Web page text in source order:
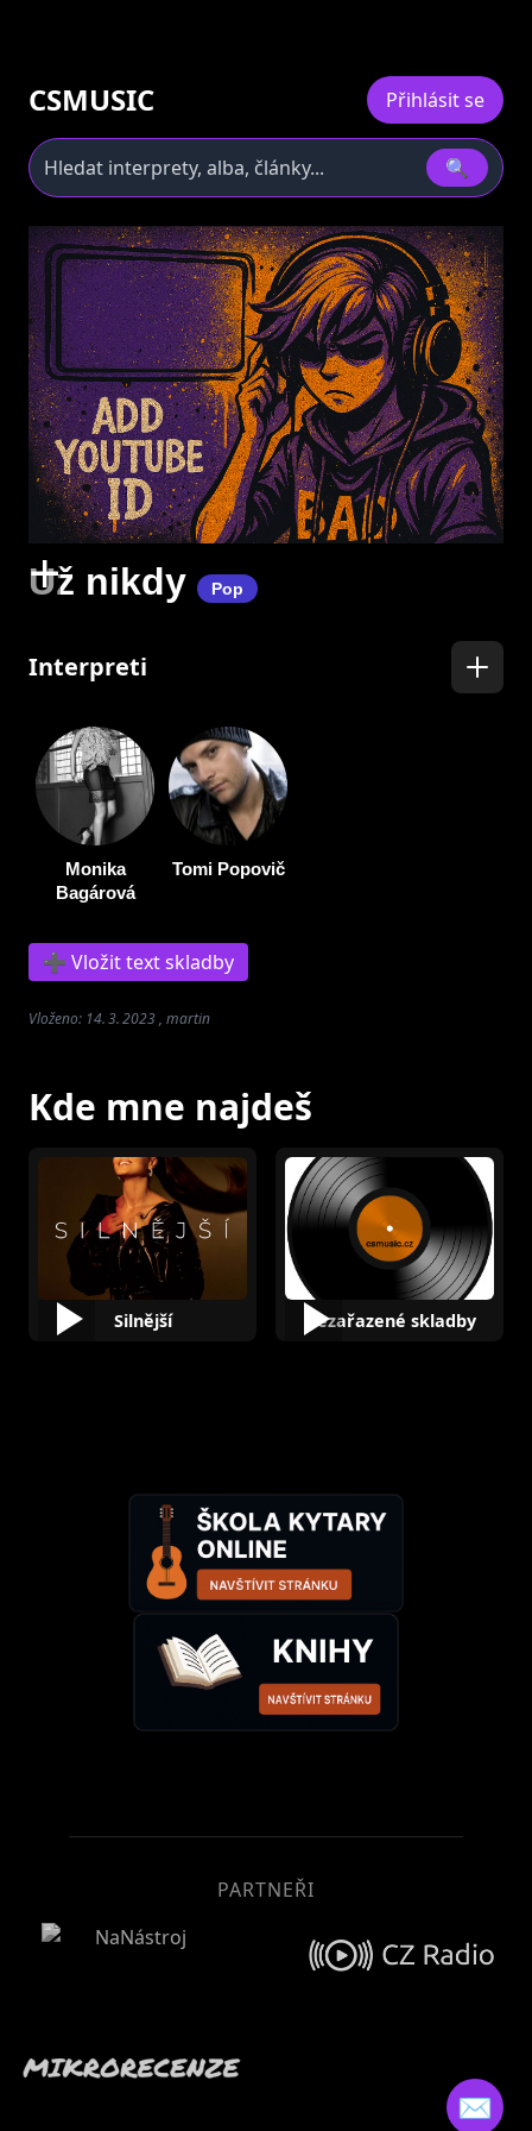
CSMUSIC Přihlásit se
🔍
+
Už nikdy Pop
Interpreti
Monika
Bagárová
Tomi Popovič
➕ Vložit text skladby
Vloženo: 14. 3. 2023 , martin
Kde mne najdeš
Silnější Nezařazené skladby
PARTNEŘI
✉️